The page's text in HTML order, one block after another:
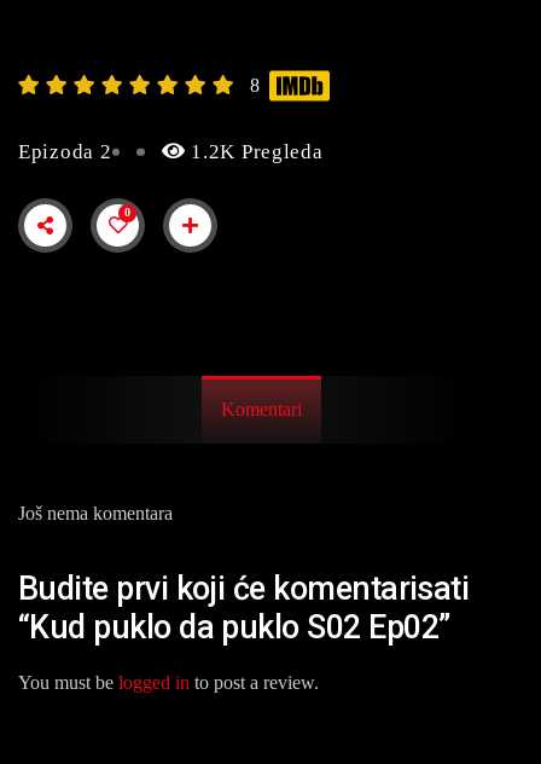
8
Epizoda 2 1.2K Pregleda
0
Komentari
Još nema komentara
Budite prvi koji će komentarisati
“Kud puklo da puklo S02 Ep02”
You must be logged in to post a review.